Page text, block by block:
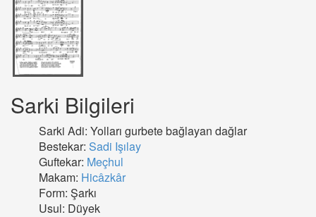
Sarki Bilgileri
Sarki Adi: Yolları gurbete bağlayan dağlar
Bestekar: Sadi Işılay
Guftekar: Meçhul
Makam: Hicâzkâr
Form: Şarkı
Usul: Düyek